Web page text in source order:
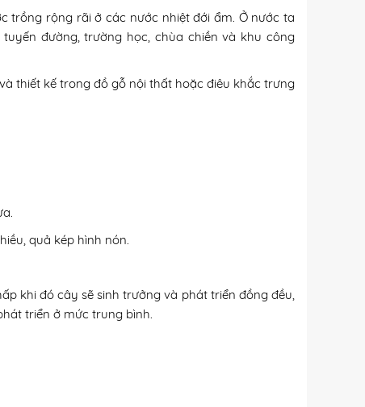
trồng rộng rãi ở các nước nhiệt đới ẩm. Ở nước ta
đường, trường học, chùa chiền và khu công
thiết kế trong đồ gỗ nội thất hoặc điêu khắc trưng
quả kép hình nón.
khi đó cây sẽ sinh trưởng và phát triển đồng đều,
triển ở mức trung bình.